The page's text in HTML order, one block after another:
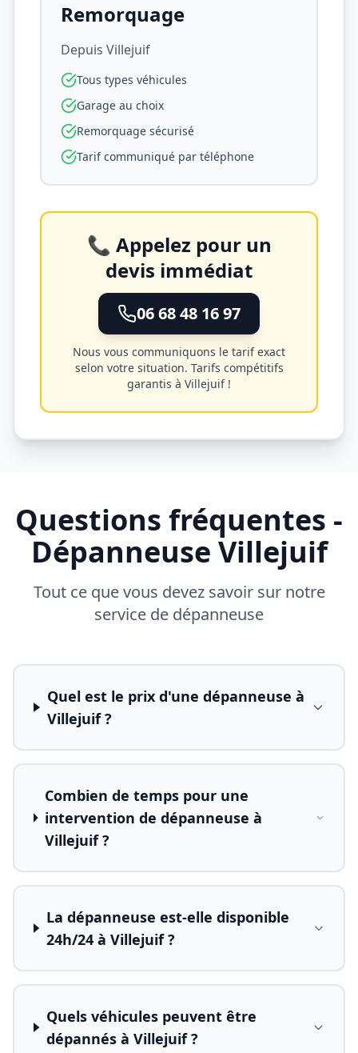
Remorquage
Depuis Villejuif
Tous types véhicules
Garage au choix
Remorquage sécurisé
Tarif communiqué par téléphone
📞 Appelez pour un
devis immédiat
06 68 48 16 97
Nous vous communiquons le tarif exact
selon votre situation. Tarifs compétitifs
garantis à Villejuif!
Questions fréquentes -
Dépanneuse Villejuif
Tout ce que vous devez savoir sur notre
service de dépanneuse
Quel est le prix d'une dépanneuse à
Villejuif ?
Combien de temps pour une
intervention de dépanneuse à
Villejuif ?
La dépanneuse est-elle disponible
24h/24 à Villejuif ?
Quels véhicules peuvent être
dépannés à Villejuif ?